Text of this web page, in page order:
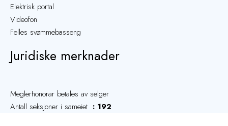
Elektrisk portal
Videofon
Felles svømmebasseng
Juridiske merknader
Meglerhonorar betales av selger
Antall seksjoner i sameiet
192